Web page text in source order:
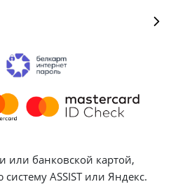
или банковской картой,
ASSIST или Яндекс.